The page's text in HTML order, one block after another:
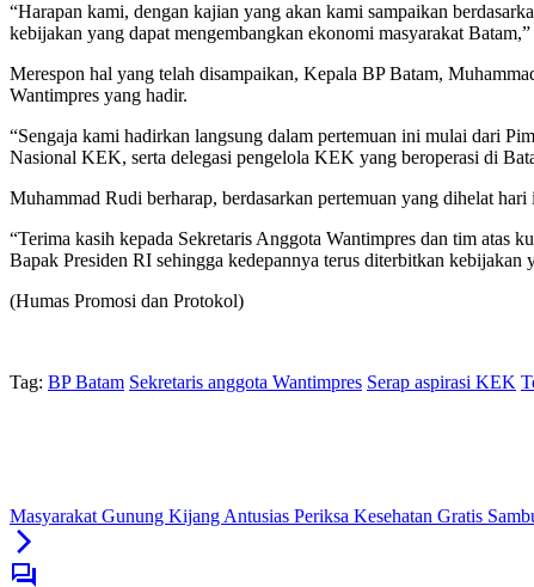
“Harapan kami, dengan kajian yang akan kami sampaikan
kebijakan yang dapat mengembangkan ekonomi masyarakat
Merespon hal yang telah disampaikan, Kepala BP Batam,
Wantimpres yang hadir.
“Sengaja kami hadirkan langsung dalam pertemuan ini mulai dari
Nasional KEK, serta delegasi pengelola KEK yang beroperasi di
Muhammad Rudi berharap, berdasarkan pertemuan yang dihelat
“Terima kasih kepada Sekretaris Anggota Wantimpres dan tim atas
Bapak Presiden RI sehingga kedepannya terus diterbitkan
(Humas Promosi dan Protokol)
Tag: BP Batam Sekretaris anggota Wantimpres Serap aspirasi KEK
Masyarakat Gunung Kijang Antusias Periksa Kesehatan Gratis